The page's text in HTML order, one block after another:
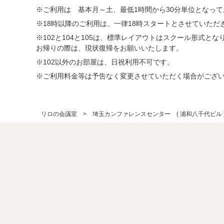
※ご利用は 基本月～土、最低1時間から30分単位となっ
※18時以降のご利用は、一律18時スタートとさせていただ
※102と104と105は、標準レイアウトはスクール形式とな
お帰りの際は、現状復帰をお願いいたします。
※102以外のお部屋は、日祝利用不可です。
※ご利用料金等は予告なく変更させていただく場合がござ
リロの会議室 埼玉カンファレンスセンター ( 浦和八千代ビ